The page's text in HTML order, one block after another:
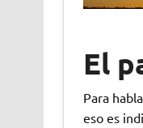
El
Para
eso es